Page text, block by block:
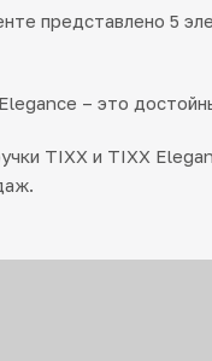
представлено 5
– это
TIXX и TIXX